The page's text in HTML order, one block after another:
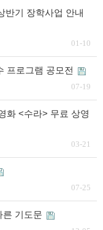
반기 장학사업 안내
01-10
프로그램 공모전
07-19
화 <수라> 무료 상영
03-21
07-25
른 기도문